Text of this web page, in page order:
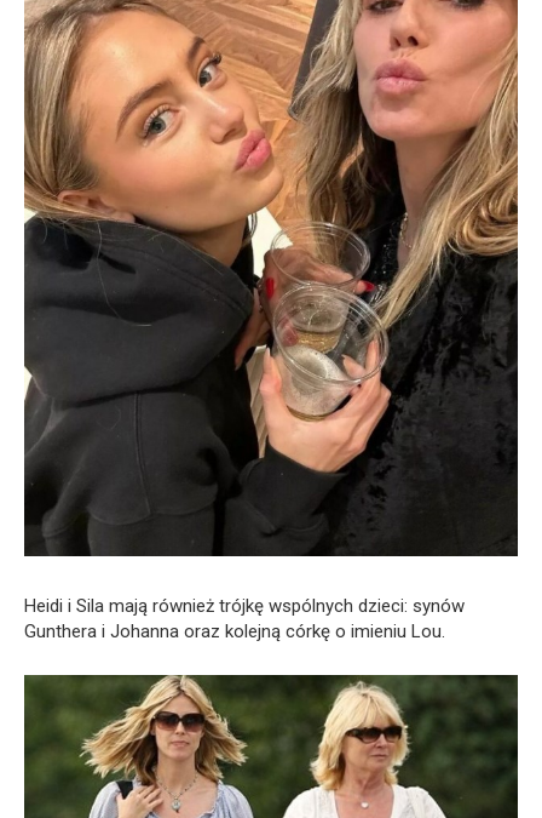
Heidi i Sila mają również trójkę wspólnych dzieci: synów
Gunthera i Johanna oraz kolejną córkę o imieniu Lou.